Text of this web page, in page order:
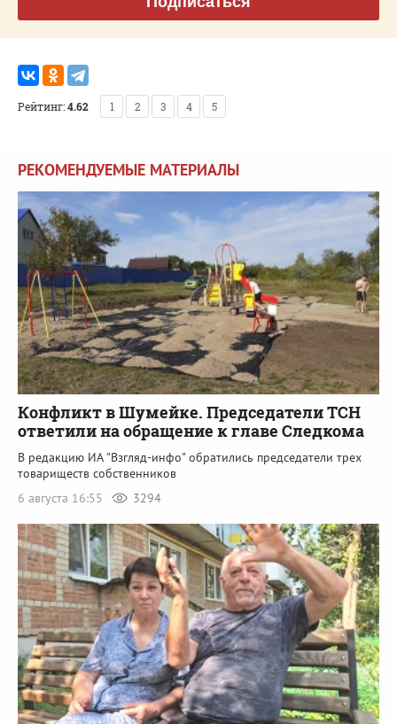
Рейтинг:4.62 1 2 3 4 5
РЕКОМЕНДУЕМЫЕ МАТЕРИАЛЫ
Конфликт в Шумейке. Председатели ТСН
ответили на обращение к главе Следкома
В редакцию ИА "Взгляд-инфо" обратились председатели трех
товариществ собственников
6 августа 16:55
3294